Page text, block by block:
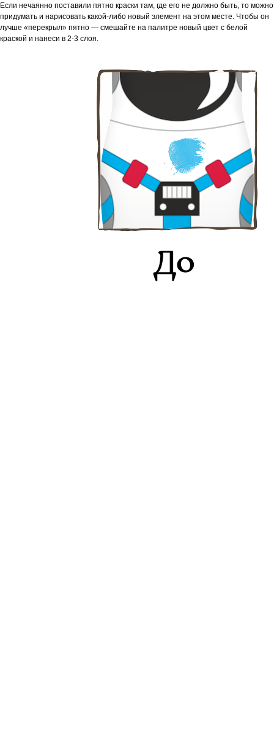
Если нечаянно поставили пятно краски там, где его не должно быть, то можно
придумать и нарисовать какой-либо новый элемент на этом месте. Чтобы он
лучше «перекрыл» пятно — смешайте на палитре новый цвет с белой
краской и нанеси в 2-3 слоя.